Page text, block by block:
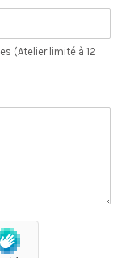
(Atelier limité à 12